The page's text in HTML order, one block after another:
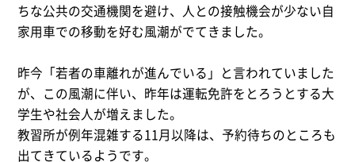
ちな公共の交通機関を避け、人との接触機会が少ない自
家用車での移動を好む風潮がでてきました。
昨今「若者の車離れが進んでいる」と言われていました
が、この風潮に伴い、昨年は運転免許をとろうとする大
学生や社会人が増えました。
教習所が例年混雑する11月以降は、予約待ちのところも
出てきているようです。